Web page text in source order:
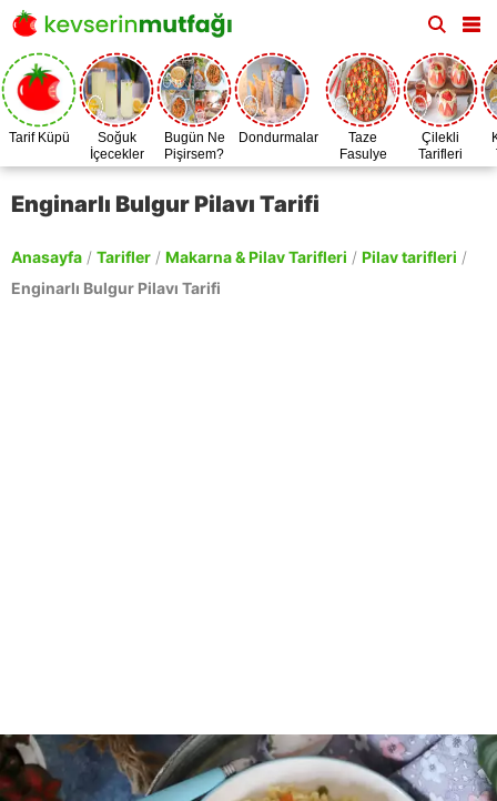
Tarif Küpü
Soğuk
İçecekler
Bugün Ne
Pişirsem?
Dondurmalar
Taze
Fasulye
Zamanı
Çilekli
Tarifleri
Enginarlı Bulgur Pilavı Tarifi
Anasayfa / Tarifler / Makarna & Pilav Tarifleri / Pilav tarifleri /
Enginarlı Bulgur Pilavı Tarifi